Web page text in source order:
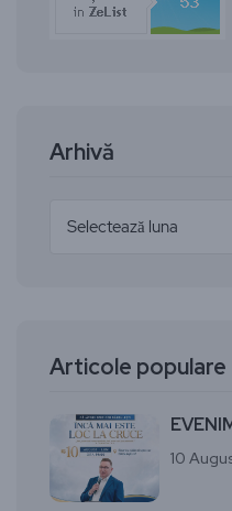
Arhivă
Articole populare
10